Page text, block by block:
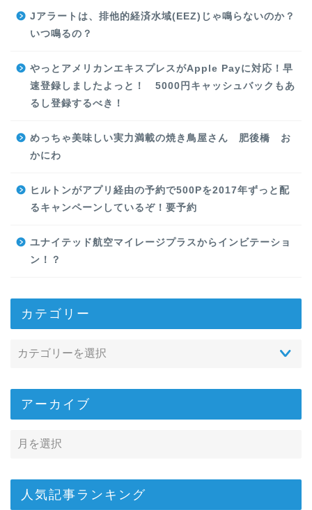
Jアラートは、排他的経済水域(EEZ)じゃ鳴らないのか？
いつ鳴るの？
やっとアメリカンエキスプレスがApple Payに対応！早
速登録しましたよっと！ 5000円キャッシュバックもあ
るし登録するべき！
めっちゃ美味しい実力満載の焼き鳥屋さん 肥後橋 お
かにわ
ヒルトンがアプリ経由の予約で500Pを2017年ずっと配
るキャンペーンしているぞ！要予約
ユナイテッド航空マイレージプラスからインビテーショ
ン！？
カテゴリー
アーカイブ
人気記事ランキング